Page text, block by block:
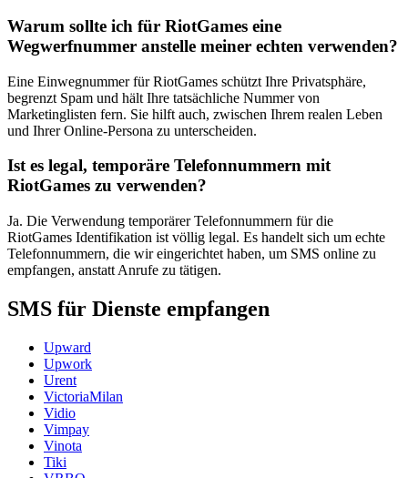
Warum sollte ich für RiotGames eine
Wegwerfnummer anstelle meiner echten verwenden?
Eine Einwegnummer für RiotGames schützt Ihre Privatsphäre,
begrenzt Spam und hält Ihre tatsächliche Nummer von
Marketinglisten fern. Sie hilft auch, zwischen Ihrem realen Leben
und Ihrer Online-Persona zu unterscheiden.
Ist es legal, temporäre Telefonnummern mit
RiotGames zu verwenden?
Ja. Die Verwendung temporärer Telefonnummern für die
RiotGames Identifikation ist völlig legal. Es handelt sich um echte
Telefonnummern, die wir eingerichtet haben, um SMS online zu
empfangen, anstatt Anrufe zu tätigen.
SMS für Dienste empfangen
Upward
Upwork
Urent
VictoriaMilan
Vidio
Vimpay
Vinota
Tiki